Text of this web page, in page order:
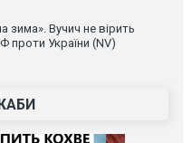
Вучич не вірить
проти України (NV)